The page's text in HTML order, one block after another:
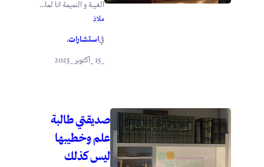
الغيبة و النميمة انا لما...
ملاذ
فياستشارات.
صديقتي طالبة
علم وخطيبها
ليس كذلك